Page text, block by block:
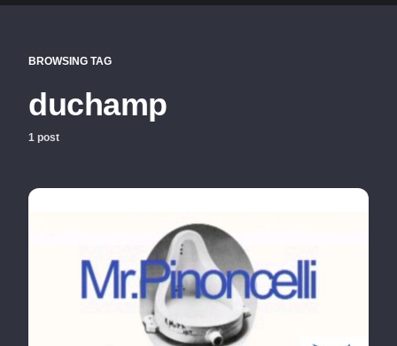
BROWSING TAG
duchamp
1 post